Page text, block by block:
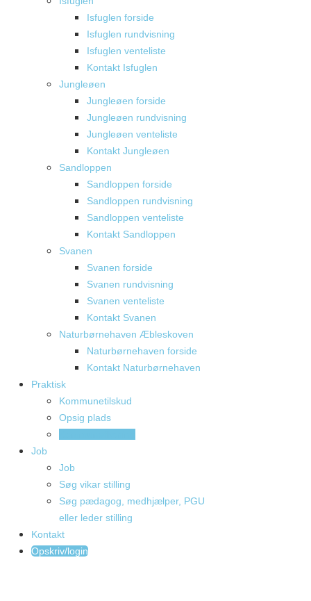
Isfuglen forside
Isfuglen rundvisning
Isfuglen venteliste
Kontakt Isfuglen
Jungleøen
Jungleøen forside
Jungleøen rundvisning
Jungleøen venteliste
Kontakt Jungleøen
Sandloppen
Sandloppen forside
Sandloppen rundvisning
Sandloppen venteliste
Kontakt Sandloppen
Svanen
Svanen forside
Svanen rundvisning
Svanen venteliste
Kontakt Svanen
Naturbørnehaven Æbleskoven
Naturbørnehaven forside
Kontakt Naturbørnehaven
Praktisk
Kommunetilskud
Opsig plads
Job
Job
Søg vikar stilling
Søg pædagog, medhjælper, PGU
eller leder stilling
Kontakt
Opskriv/login